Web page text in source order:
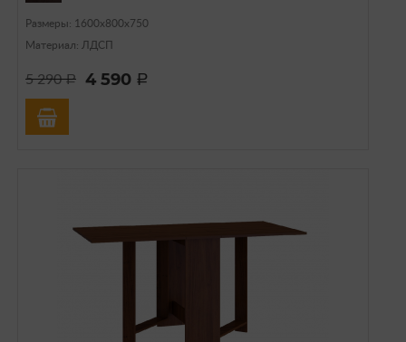
Размеры: 1600х800х750
Материал: ЛДСП
5 290a 4 590 a